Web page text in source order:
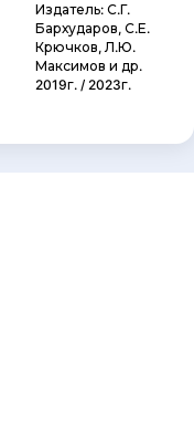
Издатель: С.Г.
Бархударов, С.Е.
Крючков, Л.Ю.
Максимов и др.
2019г. / 2023г.